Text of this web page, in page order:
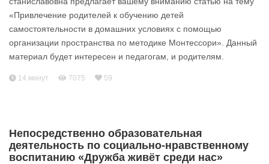
«Привлечение родителей к обучению детей
самостоятельности в домашних условиях с помощью
организации пространства по методике Монтессори». Данный
материал будет интересен и педагогам, и родителям.
14 минут 7075 59
Непосредственно образовательная
деятельность по социально-нравственному
воспитанию «Дружба живёт среди нас»